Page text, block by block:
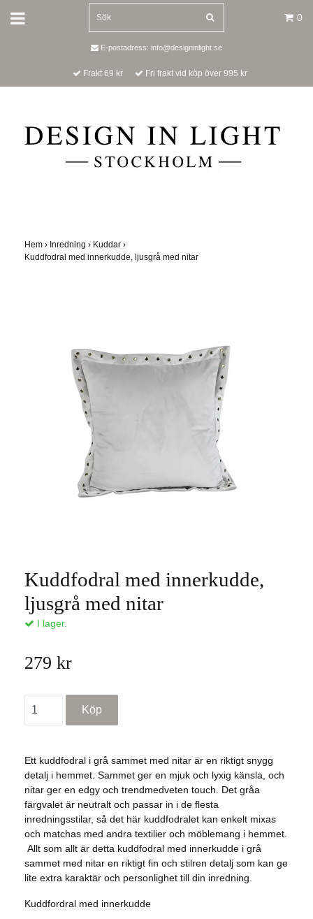
0
E-postadress: info@designinlight.se
Frakt 69 kr Fri frakt vid köp över 995 kr
Hem › Inredning › Kuddar ›
Kuddfodral med innerkudde, ljusgrå med nitar
Kuddfodral med innerkudde,
ljusgrå med nitar
I lager.
279 kr
Ett kuddfodral i grå sammet med nitar är en riktigt snygg
detalj i hemmet. Sammet ger en mjuk och lyxig känsla, och
nitar ger en edgy och trendmedveten touch. Det gråa
färgvalet är neutralt och passar in i de flesta
inredningsstilar, så det här kuddfodralet kan enkelt mixas
och matchas med andra textilier och möblemang i hemmet.
Allt som allt är detta kuddfodral med innerkudde i grå
sammet med nitar en riktigt fin och stilren detalj som kan ge
lite extra karaktär och personlighet till din inredning.
Kuddfordral med innerkudde